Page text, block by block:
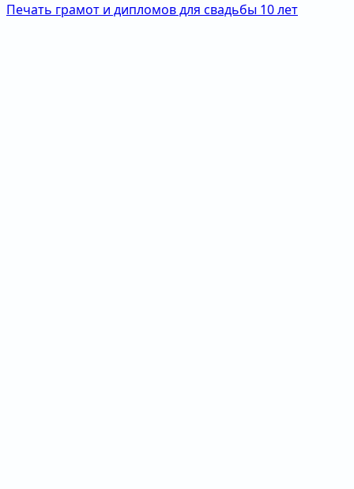
Печать грамот и дипломов для свадьбы 10 лет